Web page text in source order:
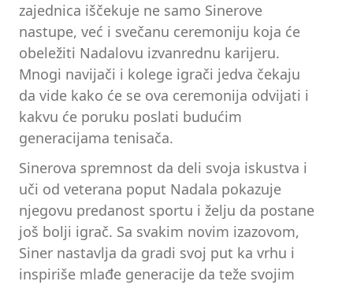
zajednica iščekuje ne samo Sinerove
nastupe, već i svečanu ceremoniju koja će
obeležiti Nadalovu izvanrednu karijeru.
Mnogi navijači i kolege igrači jedva čekaju
da vide kako će se ova ceremonija odvijati i
kakvu će poruku poslati budućim
generacijama tenisača.
Sinerova spremnost da deli svoja iskustva i
uči od veterana poput Nadala pokazuje
njegovu predanost sportu i želju da postane
još bolji igrač. Sa svakim novim izazovom,
Siner nastavlja da gradi svoj put ka vrhu i
inspiriše mlađe generacije da teže svojim